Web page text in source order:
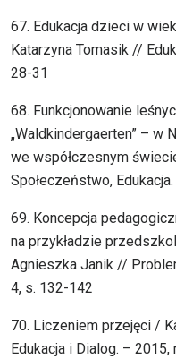
67. Edukacja dzieci w
Katarzyna Tomasik //
28-31
68. Funkcjonowanie
„Waldkindergaerten” – w
we współczesnym
Społeczeństwo,
69. Koncepcja
na przykładzie
Agnieszka Janik //
4, s. 132-142
70. Liczeniem przejęci /
Edukacja i Dialog. –